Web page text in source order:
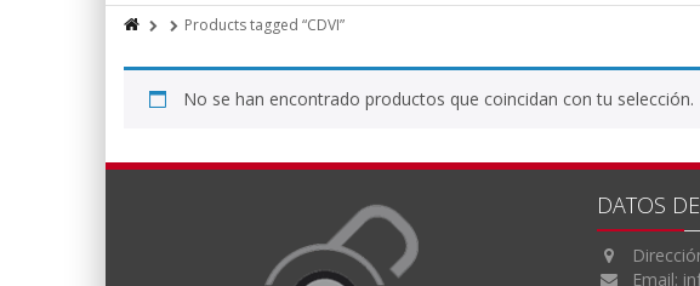
Products tagged “CDVI”
No se han encontrado productos que coincidan con tu selección.
DATOS
Email: